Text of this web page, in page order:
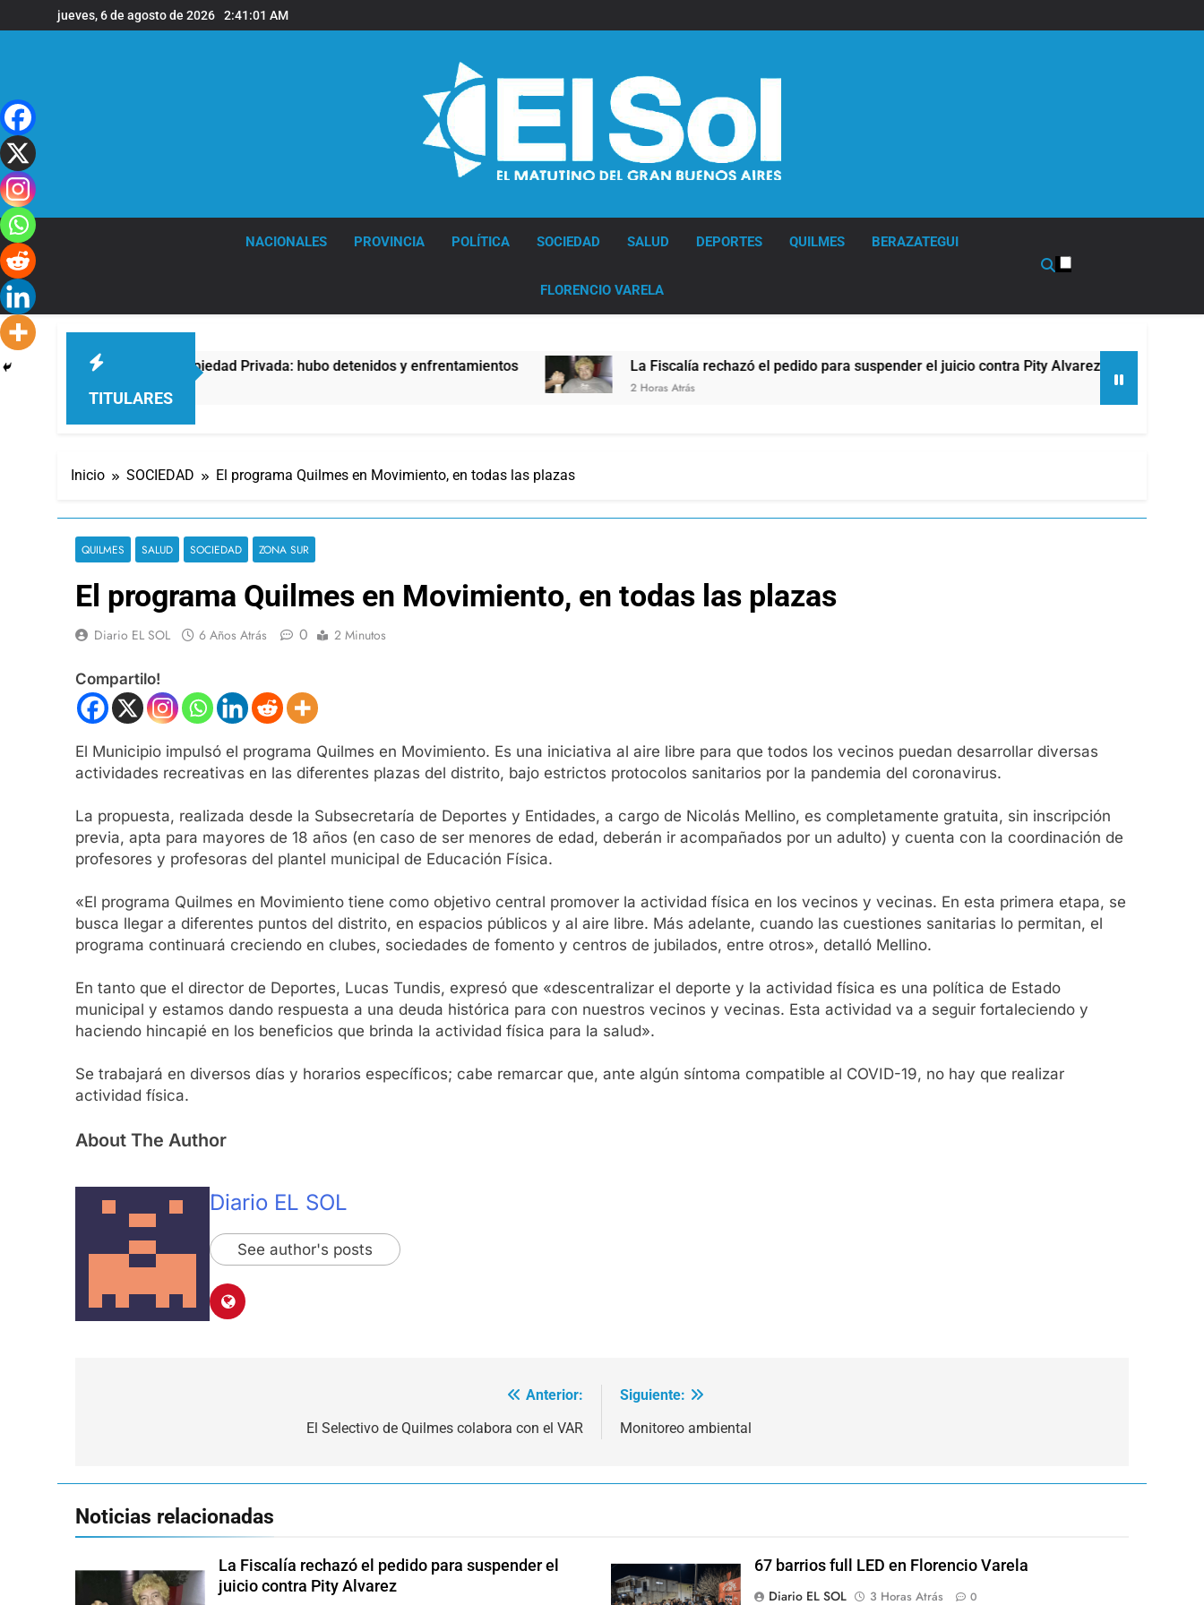
al
jueves, 6 de agosto de 2026 2:41:02 AM
NACIONALES PROVINCIA POLÍTICA SOCIEDAD SALUD DEPORTES QUILMES BERAZATEGUI
FLORENCIO VARELA
TITULARES
contra la Ley de Propiedad Privada: hubo detenidos y enfrentamientos La Fiscalía rechazó el pedido para suspender el juicio contra Pity Alvarez
2 Horas Atrás
Inicio SOCIEDAD El programa Quilmes en Movimiento, en todas las plazas
QUILMES SALUD SOCIEDAD ZONA SUR
El programa Quilmes en Movimiento, en todas las plazas
Diario EL SOL 6 Años Atrás 0 2 Minutos
Compartilo!
El Municipio impulsó el programa Quilmes en Movimiento. Es una iniciativa al aire libre para que todos los vecinos puedan desarrollar diversas
actividades recreativas en las diferentes plazas del distrito, bajo estrictos protocolos sanitarios por la pandemia del coronavirus.
La propuesta, realizada desde la Subsecretaría de Deportes y Entidades, a cargo de Nicolás Mellino, es completamente gratuita, sin inscripción
previa, apta para mayores de 18 años (en caso de ser menores de edad, deberán ir acompañados por un adulto) y cuenta con la coordinación de
profesores y profesoras del plantel municipal de Educación Física.
«El programa Quilmes en Movimiento tiene como objetivo central promover la actividad física en los vecinos y vecinas. En esta primera etapa, se
busca llegar a diferentes puntos del distrito, en espacios públicos y al aire libre. Más adelante, cuando las cuestiones sanitarias lo permitan, el
programa continuará creciendo en clubes, sociedades de fomento y centros de jubilados, entre otros», detalló Mellino.
En tanto que el director de Deportes, Lucas Tundis, expresó que «descentralizar el deporte y la actividad física es una política de Estado
municipal y estamos dando respuesta a una deuda histórica para con nuestros vecinos y vecinas. Esta actividad va a seguir fortaleciendo y
haciendo hincapié en los beneficios que brinda la actividad física para la salud».
Se trabajará en diversos días y horarios específicos; cabe remarcar que, ante algún síntoma compatible al COVID-19, no hay que realizar
actividad física.
About The Author
Diario EL SOL
See author's posts
Anterior:
El Selectivo de Quilmes colabora con el VAR
Siguiente:
Monitoreo ambiental
Noticias relacionadas
La Fiscalía rechazó el pedido para suspender el
juicio contra Pity Alvarez
67 barrios full LED en Florencio Varela
Diario EL SOL
3 Horas Atrás 0